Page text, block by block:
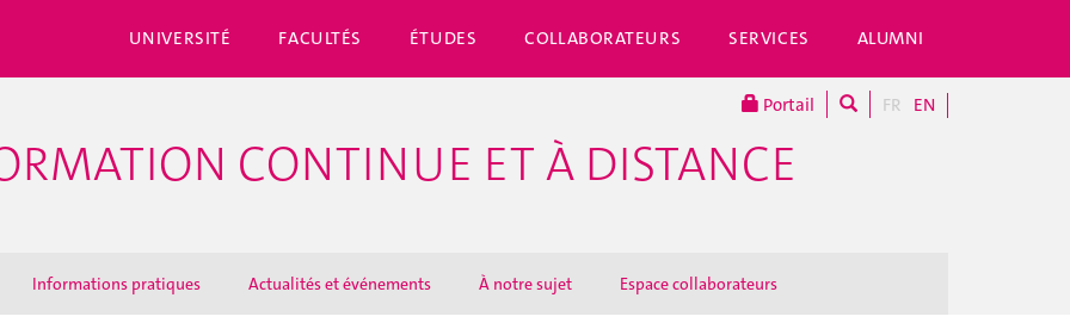
UNIVERSITÉ FACULTÉS ÉTUDES COLLABORATEURS SERVICES ALUMNI
Portail FR EN
CONTINUE ET À DISTANCE
Informations pratiques Actualités et événements À notre sujet Espace collaborateurs